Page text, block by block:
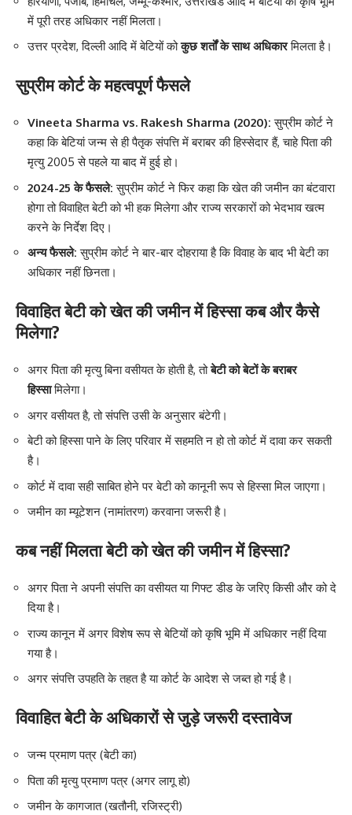
में पूरी तरह अधिकार नहीं मिलता।
उत्तर प्रदेश, दिल्ली आदि में बेटियों कोकुछ शर्तों के साथ अधिकारमिलता है।
सुप्रीम कोर्ट के महत्वपूर्ण फैसले
Vineeta Sharma vs. Rakesh Sharma (2020):सुप्रीम कोर्ट ने
कहा कि बेटियां जन्म से ही पैतृक संपत्ति में बराबर की हिस्सेदार हैं, चाहे पिता की
मृत्यु 2005 से पहले या बाद में हुई हो।
2024-25 के फैसले: सुप्रीम कोर्ट ने फिर कहा कि खेत की जमीन का बंटवारा
होगा तो विवाहित बेटी को भी हक मिलेगा और राज्य सरकारों को भेदभाव खत्म
करने के निर्देश दिए।
अन्य फैसले:सुप्रीम कोर्ट ने बार-बार दोहराया है कि विवाह के बाद भी बेटी का
अधिकार नहीं छिनता।
विवाहित बेटी को खेत की जमीन में हिस्सा कब और कैसे
मिलेगा?
अगर पिता की मृत्यु बिना वसीयत के होती है, तोबेटी को बेटों के बराबर
हिस्सामिलेगा।
अगर वसीयत है, तो संपत्ति उसी के अनुसार बंटेगी।
बेटी को हिस्सा पाने के लिए परिवार में सहमति न हो तो कोर्ट में दावा कर सकती
है।
कोर्ट में दावा सही साबित होने पर बेटी को कानूनी रूप से हिस्सा मिल जाएगा।
जमीन का म्यूटेशन (नामांतरण) करवाना जरूरी है।
कब नहीं मिलता बेटी को खेत की जमीन में हिस्सा?
अगर पिता ने अपनी संपत्ति का वसीयत या गिफ्ट डीड के जरिए किसी और को दे
दिया है।
राज्य कानून में अगर विशेष रूप से बेटियों को कृषि भूमि में अधिकार नहीं दिया
गया है।
अगर संपत्ति उपहति के तहत है या कोर्ट के आदेश से जब्त हो गई है।
विवाहित बेटी के अधिकारों से जुड़े जरूरी दस्तावेज
जन्म प्रमाण पत्र (बेटी का)
पिता की मृत्यु प्रमाण पत्र (अगर लागू हो)
जमीन के कागजात (खतौनी, रजिस्ट्री)